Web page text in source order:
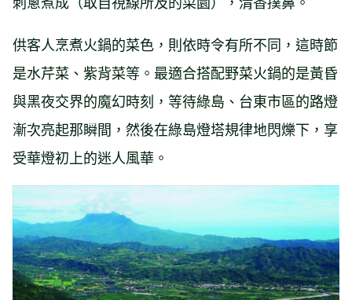
供客人烹煮火鍋的菜色，則依時令有所不同，這時節
是水芹菜、紫背菜等。最適合搭配野菜火鍋的是黃昏
與黑夜交界的魔幻時刻，等待綠島、台東市區的路燈
漸次亮起那瞬間，然後在綠島燈塔規律地閃爍下，享
受華燈初上的迷人風華。